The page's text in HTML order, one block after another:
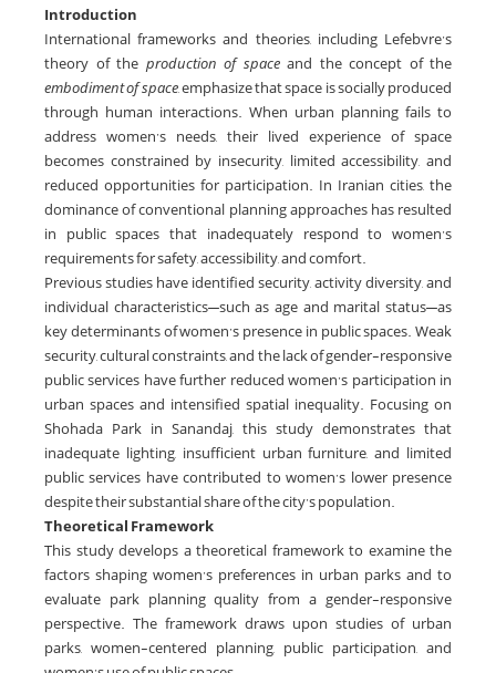
Introduction
International frameworks and theories, including Lefebvre’s
theory of theproduction of spaceand the concept of the
embodiment of space, emphasize that space is socially produced
through human interactions. When urban planning fails to
address women’s needs, their lived experience of space
becomes constrained by insecurity, limited accessibility, and
reduced opportunities for participation. In Iranian cities, the
dominance of conventional planning approaches has resulted
in public spaces that inadequately respond to women’s
requirements for safety, accessibility, and comfort.
Previous studies have identified security, activity diversity, and
individual characteristics—such as age and marital status—as
key determinants of women’s presence in public spaces. Weak
security, cultural constraints, and the lack of gender-responsive
public services have further reduced women’s participation in
urban spaces and intensified spatial inequality. Focusing on
Shohada Park in Sanandaj, this study demonstrates that
inadequate lighting, insufficient urban furniture, and limited
public services have contributed to women’s lower presence
despite their substantial share of the city’s population.
Theoretical Framework
This study develops a theoretical framework to examine the
factors shaping women’s preferences in urban parks and to
evaluate park planning quality from a gender-responsive
perspective. The framework draws upon studies of urban
parks, women-centered planning, public participation, and